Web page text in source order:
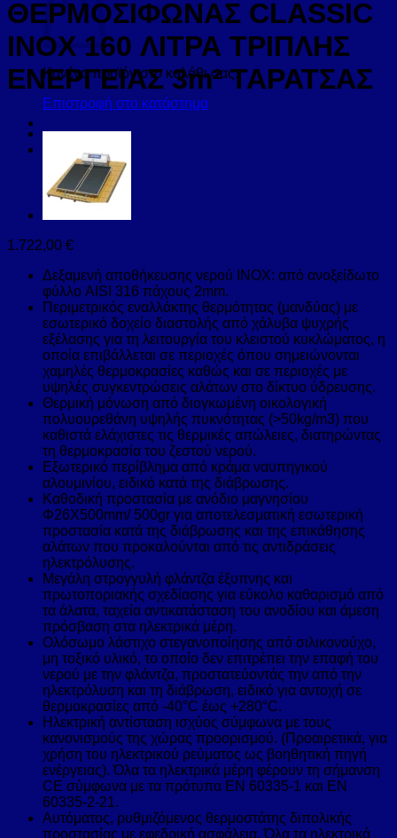
Κανένα προϊόν στο καλάθι σας.
Επιστροφή στο κατάστημα
ΘΕΡΜΟΣΙΦΩΝΑΣ CLASSIC
INOX 160 ΛΙΤΡΑ ΤΡΙΠΛΗΣ
ΕΝΕΡΓΕΙΑΣ 3m² ΤΑΡΑΤΣΑΣ
1.722,00 €
Δεξαμενή αποθήκευσης νερού INOX: από ανοξείδωτο
φύλλο AISI 316 πάχους 2mm.
Περιμετρικός εναλλάκτης θερμότητας (μανδύας) με
εσωτερικό δοχείο διαστολής από χάλυβα ψυχρής
εξέλασης για τη λειτουργία του κλειστού κυκλώματος, η
οποία επιβάλλεται σε περιοχές όπου σημειώνονται
χαμηλές θερμοκρασίες καθώς και σε περιοχές με
υψηλές συγκεντρώσεις αλάτων στο δίκτυο ύδρευσης.
Θερμική μόνωση από διογκωμένη οικολογική
πολυουρεθάνη υψηλής πυκνότητας (>50kg/m3) που
καθιστά ελάχιστες τις θερμικές απώλειες, διατηρώντας
τη θερμοκρασία του ζεστού νερού.
Εξωτερικό περίβλημα από κράμα ναυπηγικού
αλουμινίου, ειδικό κατά της διάβρωσης.
Καθοδική προστασία με ανόδιο μαγνησίου
Φ26Χ500mm/ 500gr για αποτελεσματική εσωτερική
προστασία κατά της διάβρωσης και της επικάθησης
αλάτων που προκαλούνται από τις αντιδράσεις
ηλεκτρόλυσης.
Μεγάλη στρογγυλή φλάντζα έξυπνης και
πρωτοποριακής σχεδίασης για εύκολο καθαρισμό από
τα άλατα, ταχεία αντικατάσταση του ανοδίου και άμεση
πρόσβαση στα ηλεκτρικά μέρη.
Ολόσωμο λάστιχο στεγανοποίησης από σιλικονούχο,
μη τοξικό υλικό, το οποίο δεν επιτρέπει την επαφή του
νερού με την φλάντζα, προστατεύοντάς την από την
ηλεκτρόλυση και τη διάβρωση, ειδικό για αντοχή σε
θερμοκρασίες από -40°C έως +280°C.
Ηλεκτρική αντίσταση ισχύος σύμφωνα με τους
κανονισμούς της χώρας προορισμού. (Προαιρετικά, για
χρήση του ηλεκτρικού ρεύματος ως βοηθητική πηγή
ενέργειας). Όλα τα ηλεκτρικά μέρη φέρουν τη σήμανση
CE σύμφωνα με τα πρότυπα ΕΝ 60335-1 και ΕΝ
60335-2-21.
Αυτόματος, ρυθμιζόμενος θερμοστάτης διπολικής
προστασίας με εφεδρική ασφάλεια. Όλα τα ηλεκτρικά